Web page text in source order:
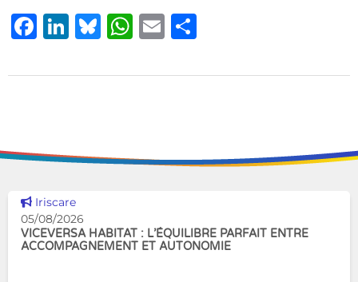
Facebook
LinkedIn
Bluesky
WhatsApp
Email
Voir cette news
Iriscare
05/08/2026
VICEVERSA HABITAT : L’ÉQUILIBRE PARFAIT ENTRE
ACCOMPAGNEMENT ET AUTONOMIE